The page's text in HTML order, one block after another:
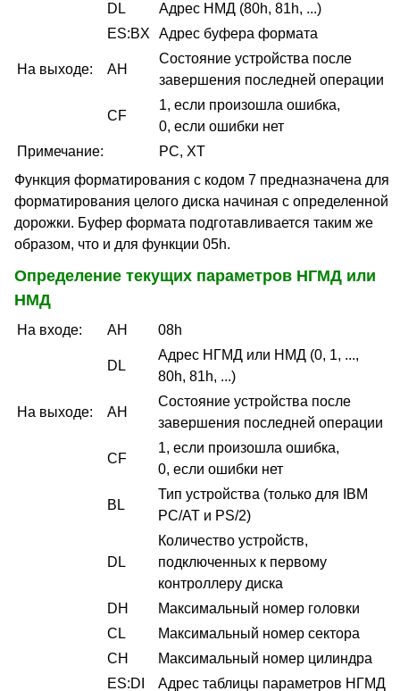
DL
Адрес НМД (80h, 81h, ...)
ES:BX
Адрес буфера формата
На выходе: AH
Состояние устройства после
завершения последней операции
CF
1, если произошла ошибка,
0, если ошибки нет
Примечание:
PC, XT
Функция форматирования с кодом 7 предназначена для
форматирования целого диска начиная с определенной
дорожки. Буфер формата подготавливается таким же
образом, что и для функции 05h.
Определение текущих параметров НГМД или
НМД
На входе: AH 08h
DL
Адрес НГМД или НМД (0, 1, ...,
80h, 81h, ...)
На выходе: AH
Состояние устройства после
завершения последней операции
CF
1, если произошла ошибка,
0, если ошибки нет
BL
Тип устройства (только для IBM
PC/AT и PS/2)
DL
Количество устройств,
подключенных к первому
контроллеру диска
DH
Максимальный номер головки
CL
Максимальный номер сектора
CH
Максимальный номер цилиндра
ES:DI
Адрес таблицы параметров НГМД